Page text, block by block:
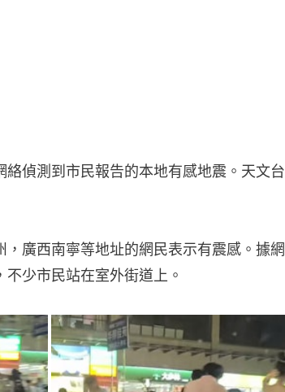
偵測到市民報告的本地有感地震。天文台
廣西南寧等地址的網民表示有震感。據網
少市民站在室外街道上。